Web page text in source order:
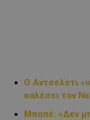
Ο Αντσελότι
καλέσει τον
Μπαπέ: «Δεν